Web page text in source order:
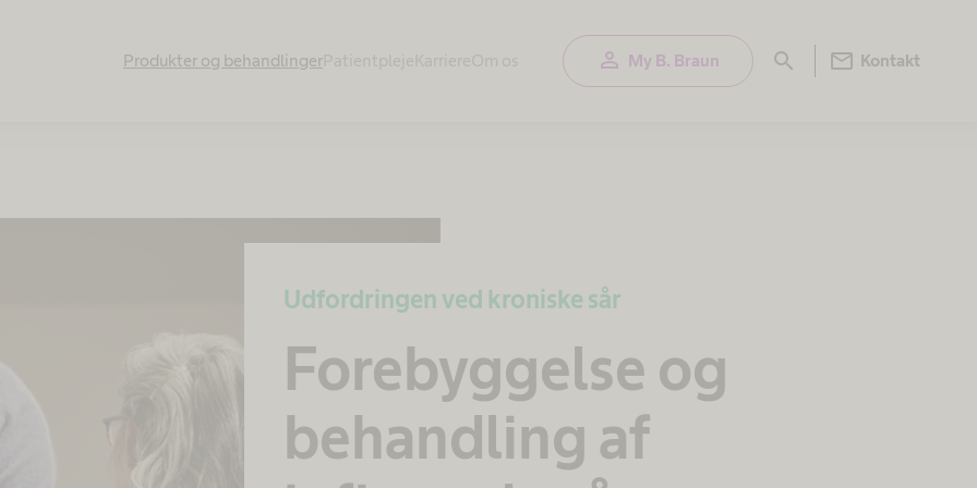
Produkter og behandlinger person My B. Braun search mail Kontakt
Udfordringen ved kroniske sår
Forebyggelse og
behandling af